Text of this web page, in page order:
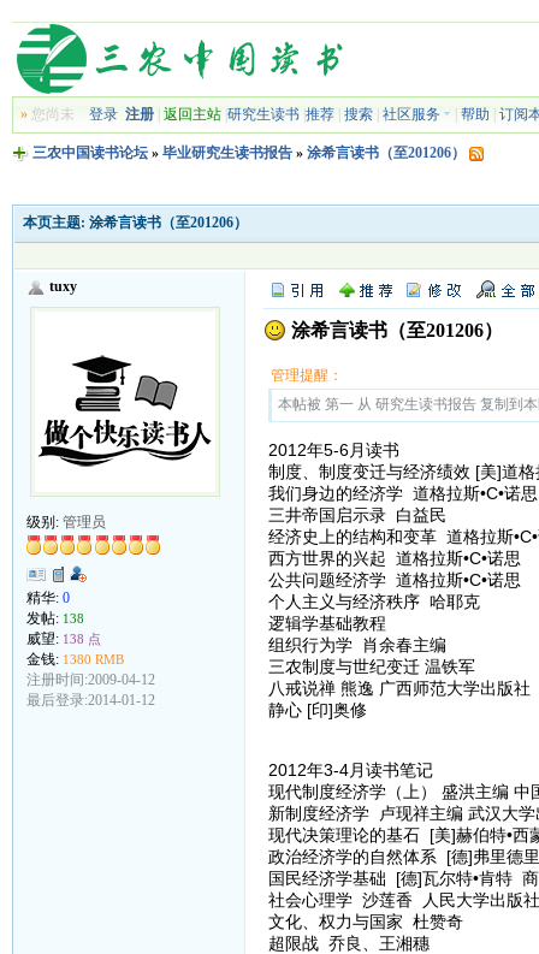
»您尚未 登录 注册| 返回主站| 研究生读书| 推荐| 搜索| 社区服务 帮助 订阅
三农中国读书论坛» 毕业研究生读书报告» 涂希言读书（至201206）
本页主题: 涂希言读书（至201206）
tuxy
级别: 管理员
精华: 0
发帖: 138
威望: 138 点
金钱: 1380 RMB
注册时间:2009-04-12
最后登录:2014-01-12
涂希言读书（至201206）
管理提醒：
本帖被 第一 从 研究生读书报告 复制到
2012年5-6月读书
制度、制度变迁与经济绩效 [美]道格
我们身边的经济学 道格拉斯•C•诺思
三井帝国启示录 白益民
经济史上的结构和变革 道格拉斯
西方世界的兴起 道格拉斯•C•诺思
公共问题经济学 道格拉斯•C•诺思
个人主义与经济秩序 哈耶克
逻辑学基础教程
组织行为学 肖余春主编
三农制度与世纪变迁 温铁军
八戒说禅 熊逸 广西师范大学出版社
静心 [印]奥修
2012年3-4月读书笔记
现代制度经济学（上） 盛洪主编 中
新制度经济学 卢现祥主编 武汉大学
现代决策理论的基石 [美]赫伯特•西
政治经济学的自然体系 [德]弗里德
国民经济学基础 [德]瓦尔特•肯特
社会心理学 沙莲香 人民大学出版社
文化、权力与国家 杜赞奇
超限战 乔良、王湘穗